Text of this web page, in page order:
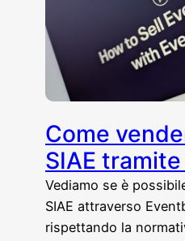
Come
SIAE
Vediamo se è
SIAE attraverso
rispettando la